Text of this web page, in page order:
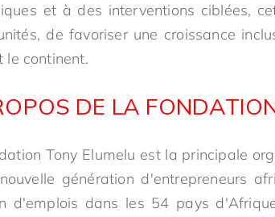
et à des interventions ciblées,
de favoriser une croissance
le continent.
DE LA
Tony Elumelu est la principale
génération d'entrepreneurs
d'emplois dans les 54 pays